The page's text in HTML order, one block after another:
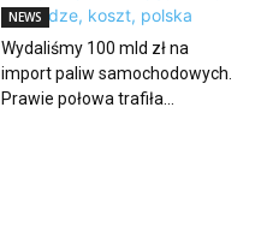
NEWS
Wydaliśmy 100 mld zł na
import paliw samochodowych.
Prawie połowa trafiła...